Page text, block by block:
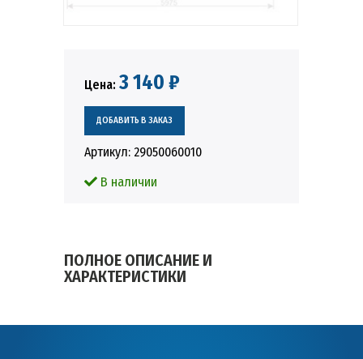
Цена: 3 140 ₽
Артикул: 29050060010
В наличии
ПОЛНОЕ ОПИСАНИЕ И
ХАРАКТЕРИСТИКИ